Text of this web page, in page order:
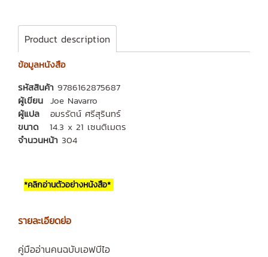
Product description
ข้อมูลหนังสือ
รหัสสินค้า 9786162875687
ผู้เขียน Joe Navarro
ผู้แปล อมรรัตน์ ศรีสุรินทร์
ขนาด 14.3 x 21 เซนติเมตร
จำนวนหน้า 304
*คลิกอ่านตัวอย่างหนังสือ*
รายละเอียดย่อ
คู่มืออ่านคนฉบับเอฟบีไอ